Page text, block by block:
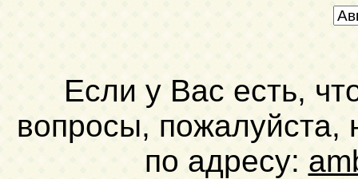
Если у Вас есть,
вопросы, пожалуйста,
по адресу: